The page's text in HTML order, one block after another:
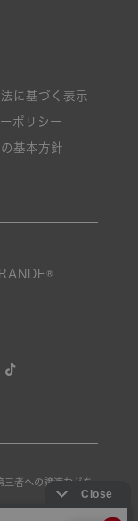
に基づく表示
ポリシー
基本方針
三者への譲渡などを